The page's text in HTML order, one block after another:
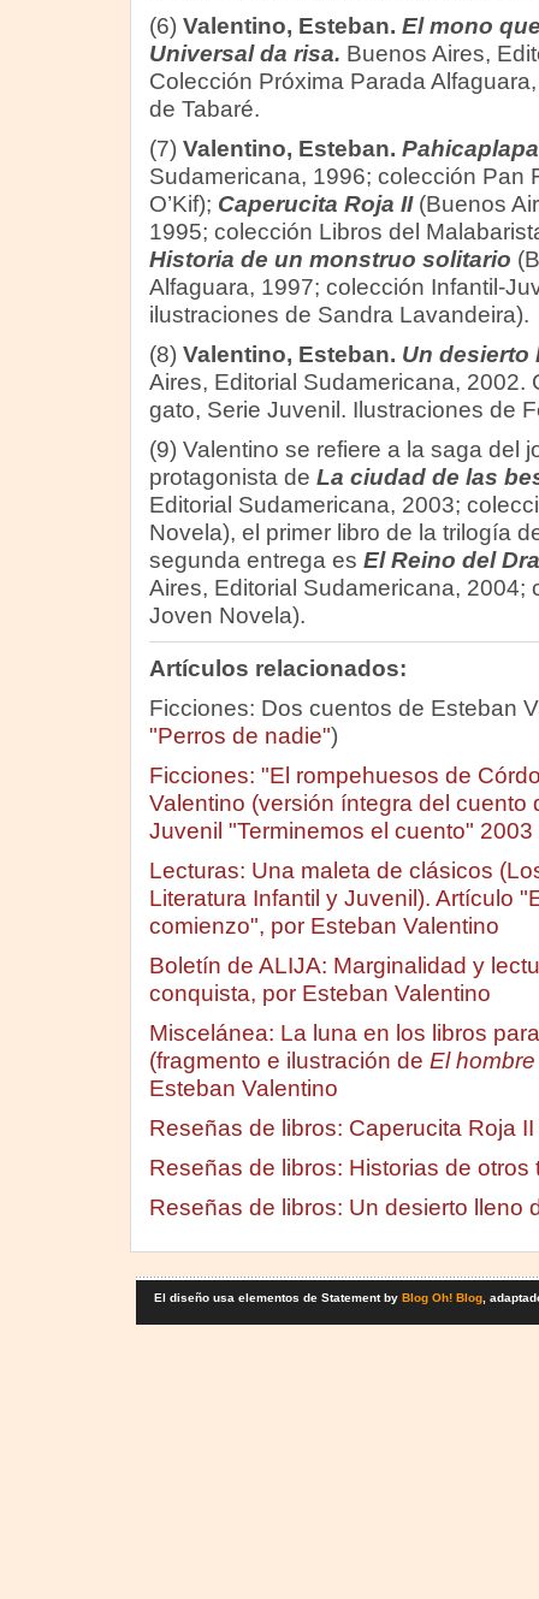
(6) Valentino, Esteban. El mono
Universal da risa. Buenos Aires,
Colección Próxima Parada
de Tabaré.
(7) Valentino, Esteban. Pahicaplapa
Sudamericana, 1996; colección Pan
O’Kif); Caperucita Roja II(Buenos
1995; colección Libros del
Historia de un monstruo solitario
Alfaguara, 1997; colección Infantil-
ilustraciones de Sandra Lavandeira).
(8) Valentino, Esteban. Un desierto
Aires, Editorial Sudamericana, 2002.
gato, Serie Juvenil. Ilustraciones de
(9) Valentino se refiere a la saga del
protagonista de La ciudad de las
Editorial Sudamericana, 2003;
Novela), el primer libro de la trilogía
segunda entrega es El Reino del
Aires, Editorial Sudamericana, 2004;
Joven Novela).
Artículos relacionados:
Ficciones: Dos cuentos de Esteban
"Perros de nadie")
Ficciones: "El rompehuesos de
Valentino (versión íntegra del cuento
Juvenil "Terminemos el cuento"
Lecturas: Una maleta de clásicos
Literatura Infantil y Juvenil). Artículo
comienzo", por Esteban Valentino
Boletín de ALIJA: Marginalidad y
conquista, por Esteban Valentino
Miscelánea: La luna en los libros
(fragmento e ilustración de El
Esteban Valentino
Reseñas de libros: Caperucita Roja II
Reseñas de libros: Historias de otros
Reseñas de libros: Un desierto lleno
El diseño usa elementos de Statement by Blog Oh! Blog,